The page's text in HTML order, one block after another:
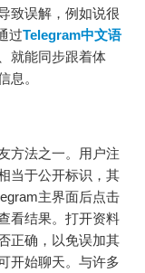
致误解，例如说很
过Telegram中文语
就能同步跟着体
息。
方法之一。用户注
当于公开标识，其
主界面后点击
看结果。打开资料
正确，以免误加其
开始聊天。与许多